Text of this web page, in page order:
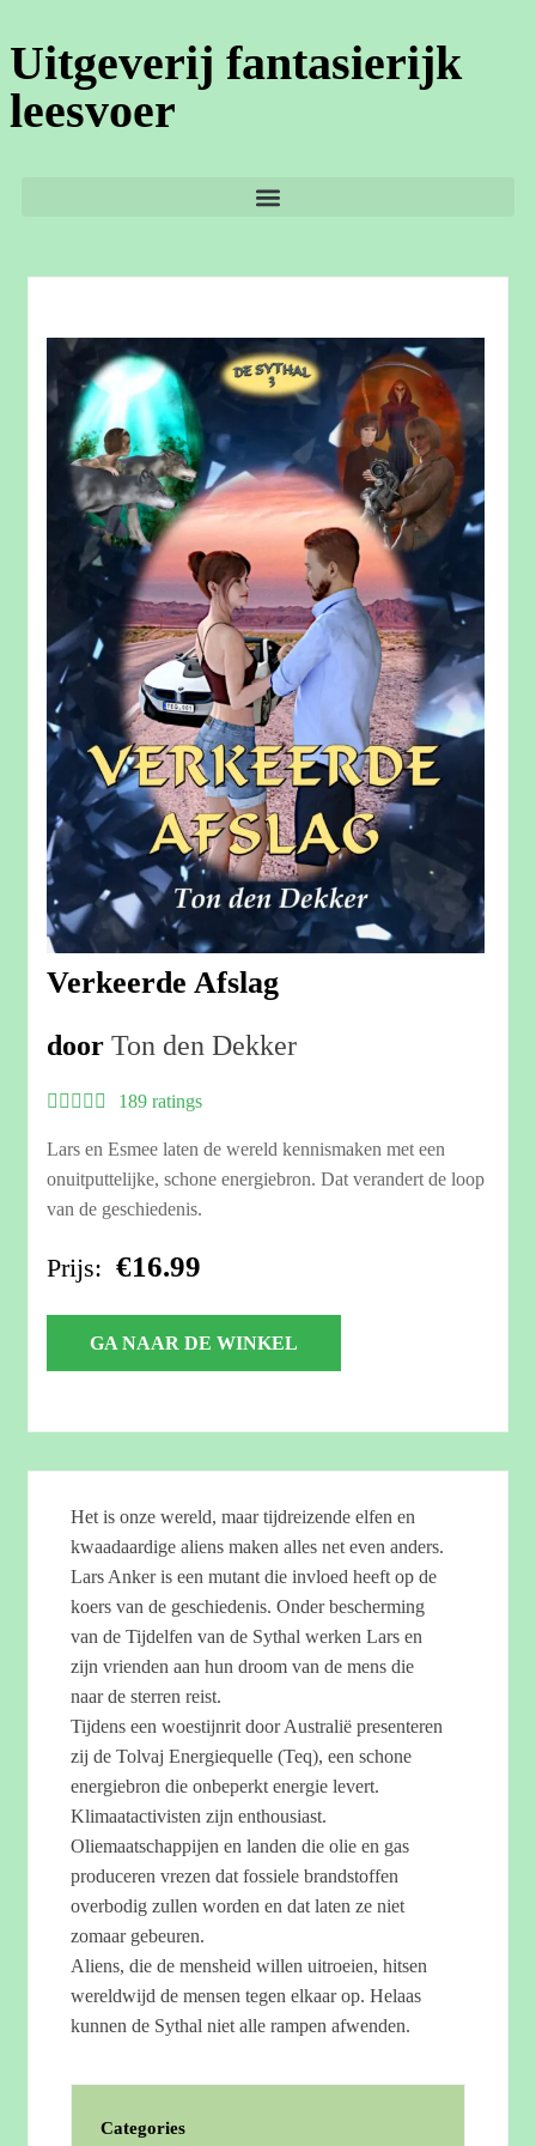
Uitgeverij fantasierijk
leesvoer
Verkeerde Afslag
door Ton den Dekker
189 ratings
Lars en Esmee laten de wereld kennismaken met een
onuitputtelijke, schone energiebron. Dat verandert de loop
van de geschiedenis.
Prijs: €16.99
GA NAAR DE WINKEL
Het is onze wereld, maar tijdreizende elfen en
kwaadaardige aliens maken alles net even anders.
Lars Anker is een mutant die invloed heeft op de
koers van de geschiedenis. Onder bescherming
van de Tijdelfen van de Sythal werken Lars en
zijn vrienden aan hun droom van de mens die
naar de sterren reist.
Tijdens een woestijnrit door Australië presenteren
zij de Tolvaj Energiequelle (Teq), een schone
energiebron die onbeperkt energie levert.
Klimaatactivisten zijn enthousiast.
Oliemaatschappijen en landen die olie en gas
produceren vrezen dat fossiele brandstoffen
overbodig zullen worden en dat laten ze niet
zomaar gebeuren.
Aliens, die de mensheid willen uitroeien, hitsen
wereldwijd de mensen tegen elkaar op. Helaas
kunnen de Sythal niet alle rampen afwenden.
Categories